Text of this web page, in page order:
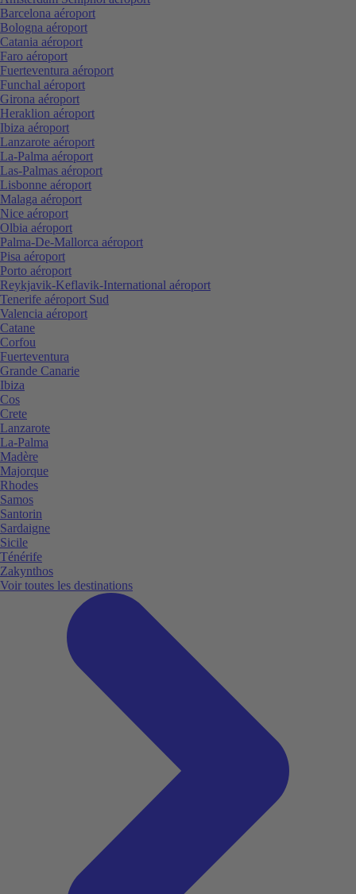
Barcelona aéroport
Bologna aéroport
Catania aéroport
Faro aéroport
Fuerteventura aéroport
Funchal aéroport
Girona aéroport
Heraklion aéroport
Ibiza aéroport
Lanzarote aéroport
La-Palma aéroport
Las-Palmas aéroport
Lisbonne aéroport
Malaga aéroport
Nice aéroport
Olbia aéroport
Palma-De-Mallorca aéroport
Pisa aéroport
Porto aéroport
Reykjavik-Keflavik-International aéroport
Tenerife aéroport Sud
Valencia aéroport
Catane
Corfou
Fuerteventura
Grande Canarie
Ibiza
Cos
Crete
Lanzarote
La-Palma
Madère
Majorque
Rhodes
Samos
Santorin
Sardaigne
Sicile
Ténérife
Zakynthos
Voir toutes les destinations